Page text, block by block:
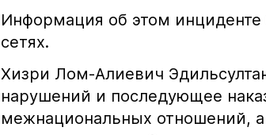
Информация об этом
сетях.
Хизри Лом-Алиевич
нарушений и последующее
межнациональных отношений,